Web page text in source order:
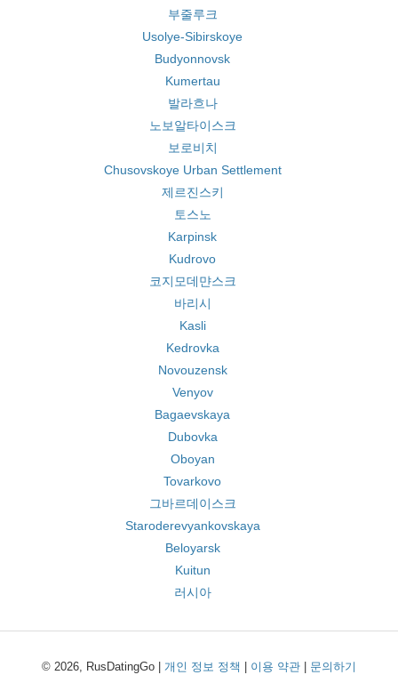
부줄루크
Usolye-Sibirskoye
Budyonnovsk
Kumertau
발라흐나
노보알타이스크
보로비치
Chusovskoye Urban Settlement
제르진스키
토스노
Karpinsk
Kudrovo
코지모데먄스크
바리시
Kasli
Kedrovka
Novouzensk
Venyov
Bagaevskaya
Dubovka
Oboyan
Tovarkovo
그바르데이스크
Staroderevyankovskaya
Beloyarsk
Kuitun
러시아
© 2026, RusDatingGo | 개인 정보 정책 이용 약관 문의하기